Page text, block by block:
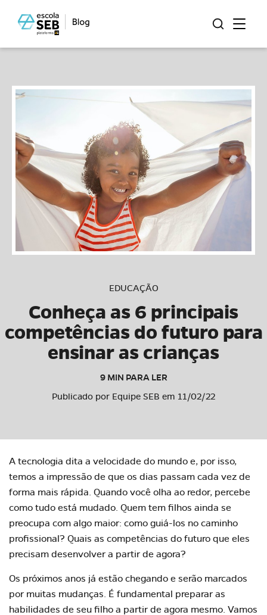
EDUCAÇÃO
Conheça as 6 principais
competências do futuro para
ensinar as crianças
9 MIN PARA LER
Publicado por Equipe SEB em 11/02/22
A tecnologia dita a velocidade do mundo e, por isso,
temos a impressão de que os dias passam cada vez de
forma mais rápida. Quando você olha ao redor, percebe
como tudo está mudado. Quem tem filhos ainda se
preocupa com algo maior: como guiá-los no caminho
profissional? Quais as competências do futuro que eles
precisam desenvolver a partir de agora?
Os próximos anos já estão chegando e serão marcados
por muitas mudanças. É fundamental preparar as
habilidades de seu filho a partir de agora mesmo. Vamos